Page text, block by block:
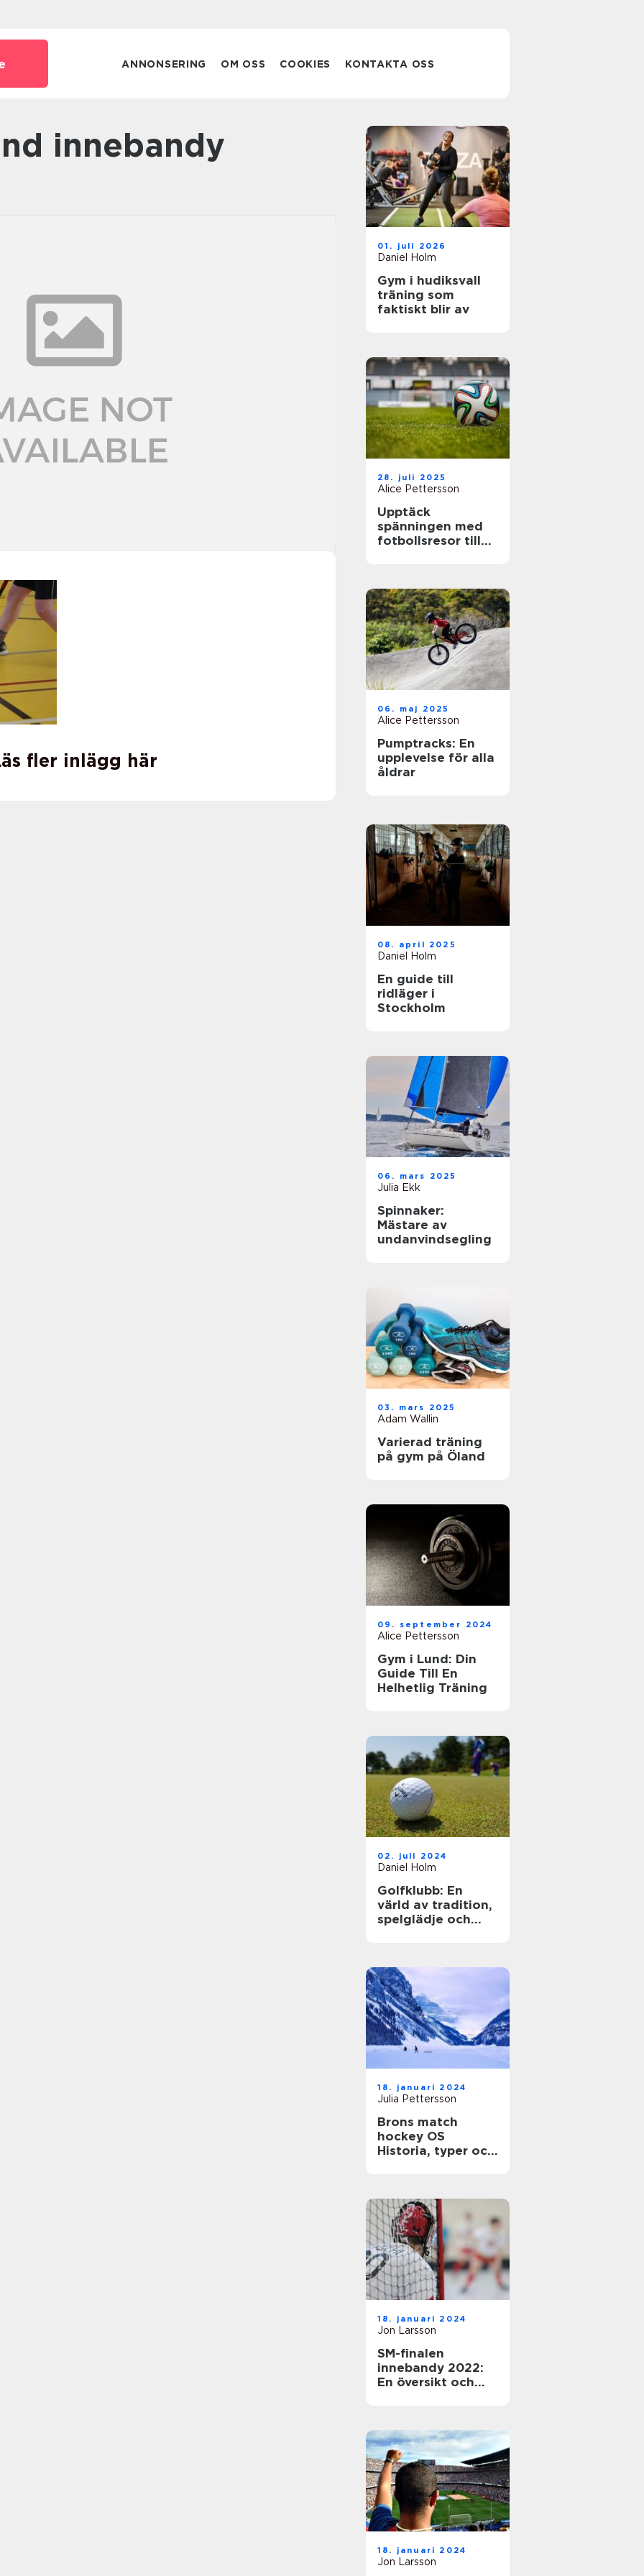
ANNONSERING OM OSS COOKIES KONTAKTA OSS
innebandy
fler inlägg här
01. juli 2026
Daniel Holm
Gym i hudiksvall
träning som
faktiskt blir av
28. juli 2025
Alice Pettersson
Upptäck
spänningen med
fotbollsresor till
06. maj 2025
Alice Pettersson
Pumptracks: En
upplevelse för alla
åldrar
08. april 2025
Daniel Holm
En guide till
ridläger i
Stockholm
06. mars 2025
Julia Ekk
Spinnaker:
Mästare av
undanvindsegling
03. mars 2025
Adam Wallin
Varierad träning
på gym på Öland
09. september 2024
Alice Pettersson
Gym i Lund: Din
Guide Till En
Helhetlig Träning
02. juli 2024
Daniel Holm
Golfklubb: En
värld av tradition,
spelglädje och
18. januari 2024
Julia Pettersson
Brons match
hockey OS
Historia, typer och
18. januari 2024
Jon Larsson
SM-finalen
innebandy 2022:
En översikt och
18. januari 2024
Jon Larsson